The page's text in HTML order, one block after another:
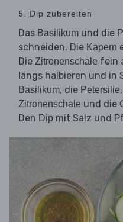
5. Dip zubereiten
Das Basilikum und die
schneiden. Die Kapern
Die Zitronenschale fein
längs halbieren und in
Basilikum, die Petersilie
Zitronenschale und die
Den Dip mit Salz und